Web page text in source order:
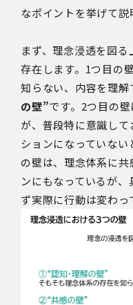
なポイントを挙げて説
まず、理念浸透を図
存在します。1つ目の
知らない、内容を理解
の壁”です。2つ目の
が、普段特に意識し
ションになっていない
の壁は、理念体系に
ンにもなっているが
ず実際に行動は変わっ